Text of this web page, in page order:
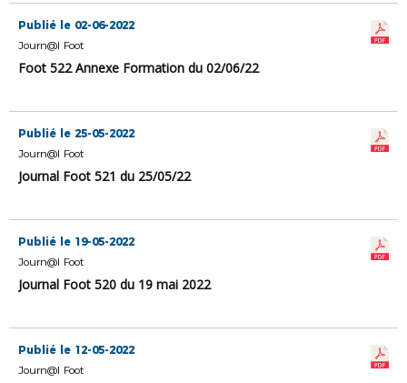
Publié le 02-06-2022
Journ@l Foot
Foot 522 Annexe Formation du 02/06/22
Publié le 25-05-2022
Journ@l Foot
Journal Foot 521 du 25/05/22
Publié le 19-05-2022
Journ@l Foot
Journal Foot 520 du 19 mai 2022
Publié le 12-05-2022
Journ@l Foot